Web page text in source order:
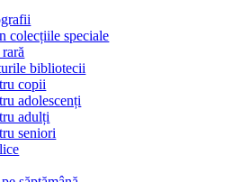
colecțiile speciale
bibliotecii
copii
adolescenți
adulți
seniori